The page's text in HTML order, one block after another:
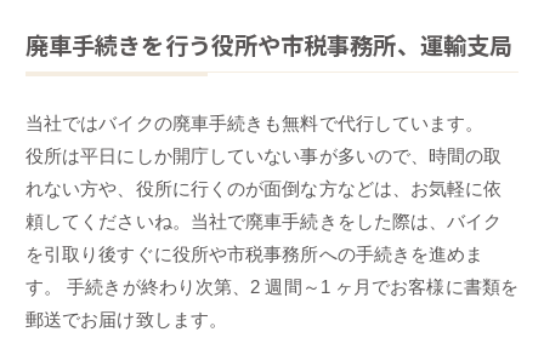
廃車手続きを行う役所や市税事務所、運輸支局
当社ではバイクの廃車手続きも無料で代行しています。
役所は平日にしか開庁していない事が多いので、時間の取
れない方や、役所に行くのが面倒な方などは、お気軽に依
頼してくださいね。当社で廃車手続きをした際は、バイク
を引取り後すぐに役所や市税事務所への手続きを進めま
す。 手続きが終わり次第、2 週間～1 ヶ月でお客様に書類を
郵送でお届け致します。